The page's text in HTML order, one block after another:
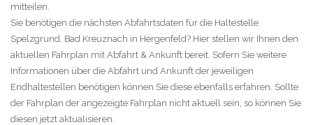
mitteilen.
Sie benötigen die nächsten Abfahrtsdaten für die Haltestelle
Spelzgrund, Bad Kreuznach in Hergenfeld? Hier stellen wir Ihnen den
aktuellen Fahrplan mit Abfahrt & Ankunft bereit. Sofern Sie weitere
Informationen über die Abfahrt und Ankunft der jeweiligen
Endhaltestellen benötigen können Sie diese ebenfalls erfahren. Sollte
der Fahrplan der angezeigte Fahrplan nicht aktuell sein, so können Sie
diesen jetzt aktualisieren.